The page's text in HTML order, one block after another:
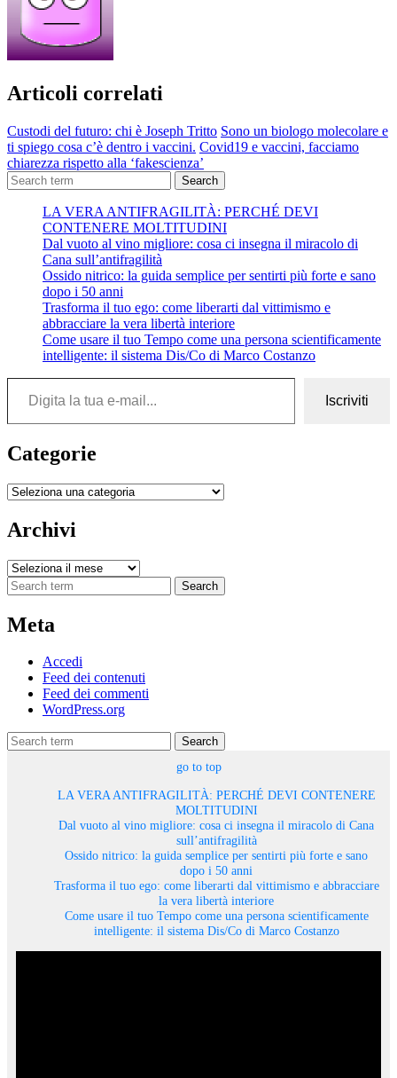
Articoli correlati
Custodi del futuro: chi è Joseph Tritto Sono un biologo molecolare e
ti spiego cosa c’è dentro i vaccini. Covid19 e vaccini, facciamo
chiarezza rispetto alla ‘fakescienza’
Search
LA VERA ANTIFRAGILITÀ: PERCHÉ DEVI
CONTENERE MOLTITUDINI
Dal vuoto al vino migliore: cosa ci insegna il miracolo di
Cana sull’antifragilità
Ossido nitrico: la guida semplice per sentirti più forte e sano
dopo i 50 anni
Trasforma il tuo ego: come liberarti dal vittimismo e
abbracciare la vera libertà interiore
Come usare il tuo Tempo come una persona scientificamente
intelligente: il sistema Dis/Co di Marco Costanzo
Digita la tua e-mail...
Iscriviti
Categorie
Categorie
Archivi
Archivi
Search
Meta
Accedi
Feed dei contenuti
Feed dei commenti
WordPress.org
Search
go to top
LA VERA ANTIFRAGILITÀ: PERCHÉ DEVI CONTENERE
MOLTITUDINI
Dal vuoto al vino migliore: cosa ci insegna il miracolo di Cana
sull’antifragilità
Ossido nitrico: la guida semplice per sentirti più forte e sano
dopo i 50 anni
Trasforma il tuo ego: come liberarti dal vittimismo e abbracciare
la vera libertà interiore
Come usare il tuo Tempo come una persona scientificamente
intelligente: il sistema Dis/Co di Marco Costanzo